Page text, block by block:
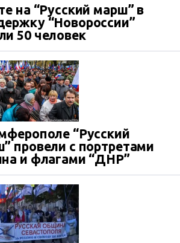
на “Русский марш” в
“Новороссии”
50 человек
“Русский
провели с портретами
и флагами “ДНР”